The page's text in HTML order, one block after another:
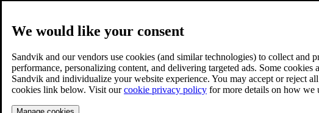
We would like your consent
Sandvik and our vendors use cookies (and similar technologies) to collect and
performance, personalizing content, and delivering targeted ads. Some
Sandvik and individualize your website experience. You may accept or reject
cookies link below. Visit ourcookie privacy policy for more details on how we